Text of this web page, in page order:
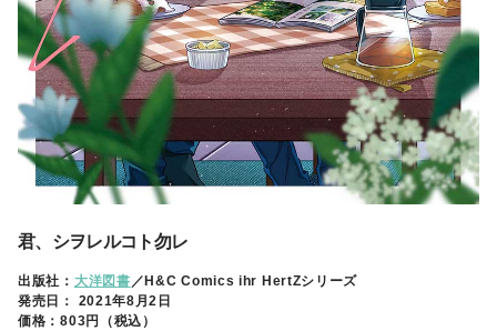
君、シヲレルコト勿レ
出版社： 大洋図書 ／H&C Comics ihr HertZシリーズ
発売日： 2021年8月2日
価格：803円（税込）